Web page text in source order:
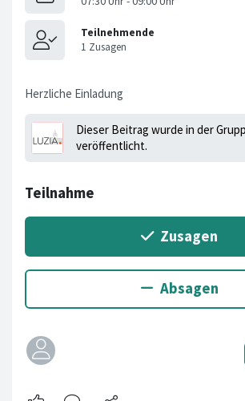
Herzliche Einladung
Dieser Beitrag wurde in der
veröffentlicht.